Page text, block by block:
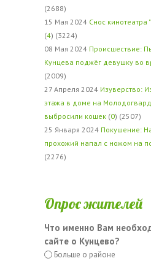
(2688)
15 Мая 2024 Снос кинотеатра
(4) (3224)
08 Мая 2024 Происшествие:
Кунцева поджёг девушку во
(2009)
27 Апреля 2024 Изуверство:
этажа в доме на
выбросили кошек (0) (2507)
25 Января 2024 Покушение:
прохожий напал с ножом на
(2276)
Опрос жителей
Что именно Вам
сайте о Кунцево?
Больше о районе